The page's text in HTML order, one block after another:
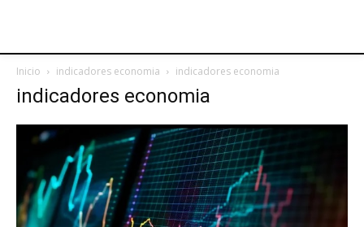
Inicio indicadores economia indicadores economia
indicadores economia